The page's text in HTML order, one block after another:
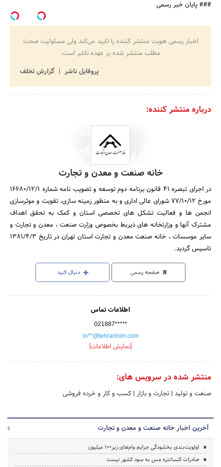
### پایان خبر رسمی
اخبار رسمی هویت منتشر کننده را تایید می‌کند ولی مسئولیت صحت
مطلب منتشر شده بر عهده ناشر است.
پروفایل ناشر
گزارش تخلف
درباره منتشر کننده:
خانه صنعت و معدن و تجارت
در اجرای تبصره 41 قانون برنامه دوم توسعه و تصویب نامه شماره 16680/12/1
مورخ 77/10/12 شورای عالی اداری و به منظور زمینه سازی، تقویت و موثرسازی
انجمن ها و فعالیت تشکل های تخصصی استان و کمک به تحقق اهداف
مشترک آنها و وزارتخانه های ذیربط بخصوص وزارت صنعت ، معدن و تجارت و
سایر موسسات ، خانه صنعت معدن و تجارت استان تهران در تاریخ 1381/4/3
تاسیس گردید.
صفحه رسمی دنبال کنید
اطلاعات تماس
021887*****
in**@tehranhim.com
[نمایش اطلاعات]
منتشر شده در سرویس های:
صنعت و تولید | تجارت و بازار | کسب و کار و خرده فروشی
آخرین اخبار خانه صنعت و معدن و تجارت
اولویت‌بندی بخشودگی جرایم وام‌های زیر100 میلیون
صادرات کنسانتره مس به سود کشور نیست